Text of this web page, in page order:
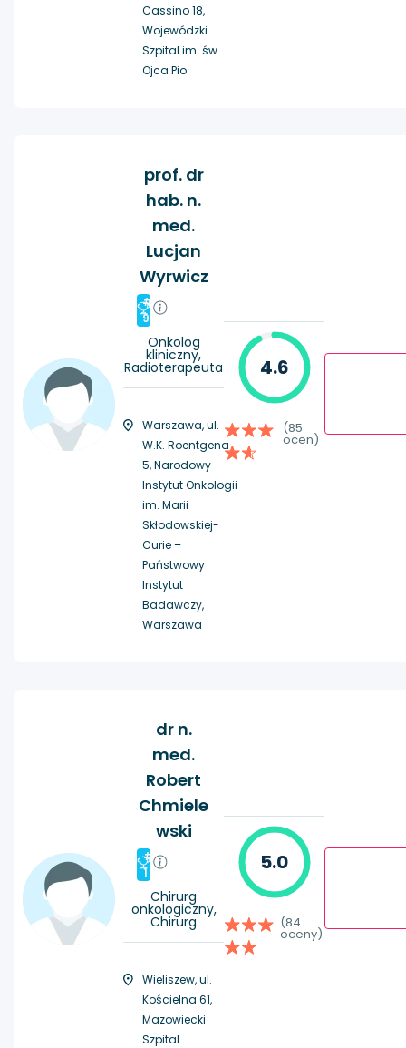
Cassino 18,
Wojewódzki
Szpital im. św.
Ojca Pio
prof. dr
hab. n.
med.
Lucjan
Wyrwicz
#
9
Onkolog
kliniczny,
Radioterapeuta
Warszawa, ul.
W.K. Roentgena
5, Narodowy
Instytut Onkologii
im. Marii
Skłodowskiej-
Curie –
Państwowy
Instytut
Badawczy,
Warszawa
4.6
(85
ocen)
dr n.
med.
Robert
Chmiele
wski
#
1
Chirurg
onkologiczny,
Chirurg
Wieliszew, ul.
Kościelna 61,
Mazowiecki
Szpital
5.0
(84
oceny)